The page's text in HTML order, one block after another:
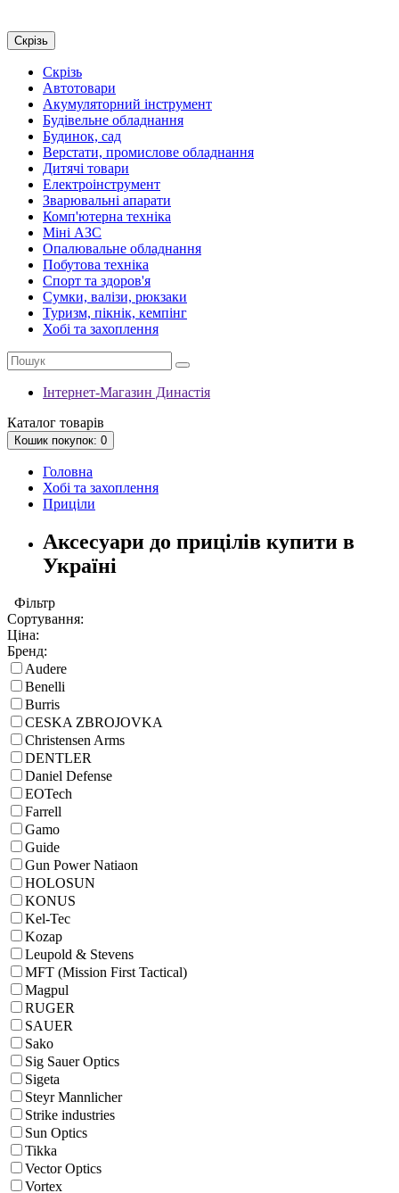
Скрізь
Скрізь
Автотовари
Акумуляторний інструмент
Будівельне обладнання
Будинок, сад
Верстати, промислове обладнання
Дитячі товари
Електроінструмент
Зварювальні апарати
Комп'ютерна техніка
Міні АЗС
Опалювальне обладнання
Побутова техніка
Спорт та здоров'я
Сумки, валізи, рюкзаки
Туризм, пікнік, кемпінг
Хобі та захоплення
Інтернет-Магазин Династія
Каталог товарів
Кошик покупок: 0
Головна
Хобі та захоплення
Приціли
Аксесуари до прицілів купити в
Україні
Фільтр
Сортування:
Ціна:
Бренд:
Audere
Benelli
Burris
CESKA ZBROJOVKA
Christensen Arms
DENTLER
Daniel Defense
EOTech
Farrell
Gamo
Guide
Gun Power Natiaon
HOLOSUN
KONUS
Kel-Tec
Kozap
Leupold & Stevens
MFT (Mission First Tactical)
Magpul
RUGER
SAUER
Sako
Sig Sauer Optics
Sigeta
Steyr Mannlicher
Strike industries
Sun Optics
Tikka
Vector Optics
Vortex